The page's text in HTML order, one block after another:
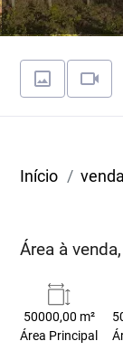
Início venda
Área à
50000,00 m²
Área Principal